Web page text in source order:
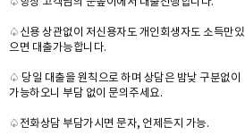
♤신용 상관없이 저신용자도 개인회생자도 소득만있
으면 대출가능합니다.
♤ 당일 대출을 원칙으로 하며 상담은 밤낮 구분없이
가능하오니 부담 없이 문의주세요.
♤전화상담 부담가시면 문자, 언제든지 가능.​